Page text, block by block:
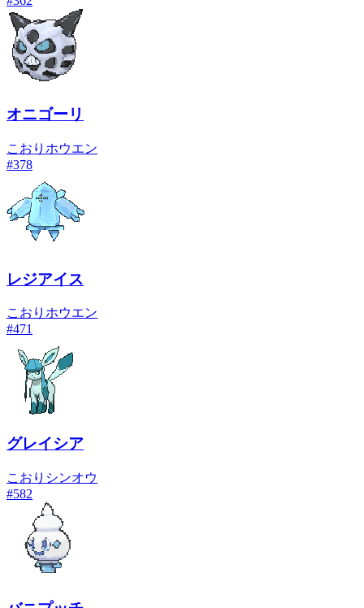
オニゴーリ
こおり ホウエン
#378
レジアイス
こおり ホウエン
#471
グレイシア
こおり シンオウ
#582